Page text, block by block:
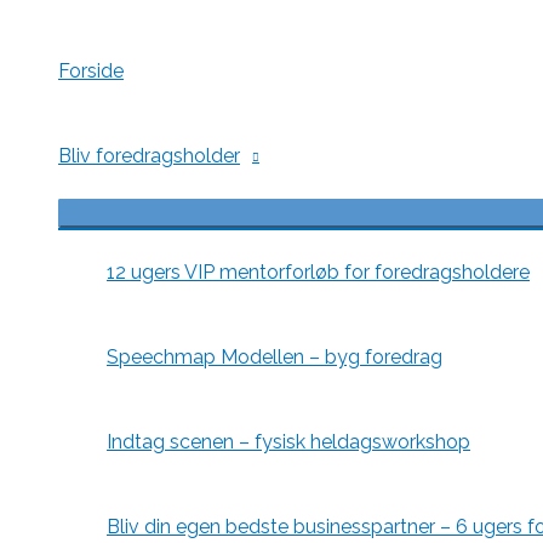
indholdetForside
Bliv foredragsholder
Menu
12 ugers VIP mentorforløb for foredragsholdere
Speechmap Modellen – byg foredrag
Indtag scenen – fysisk heldagsworkshop
Bliv din egen bedste businesspartner – 6 ugers